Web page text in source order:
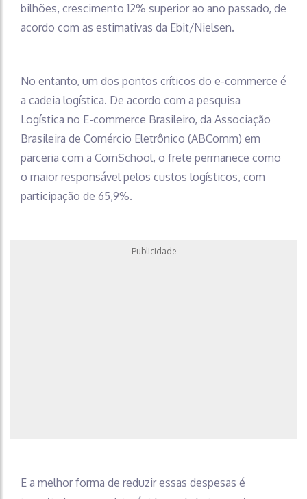
bilhões, crescimento 12% superior ao ano passado, de
acordo com as estimativas da Ebit/Nielsen.
No entanto, um dos pontos críticos do e-commerce é
a cadeia logística. De acordo com a pesquisa
Logística no E-commerce Brasileiro, da Associação
Brasileira de Comércio Eletrônico (ABComm) em
parceria com a ComSchool, o frete permanece como
o maior responsável pelos custos logísticos, com
participação de 65,9%.
Publicidade
E a melhor forma de reduzir essas despesas é